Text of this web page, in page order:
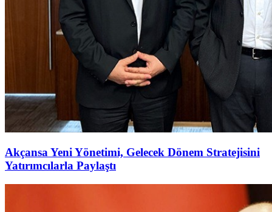
Akçansa Yeni Yönetimi, Gelecek Dönem Stratejisini
Yatırımcılarla Paylaştı